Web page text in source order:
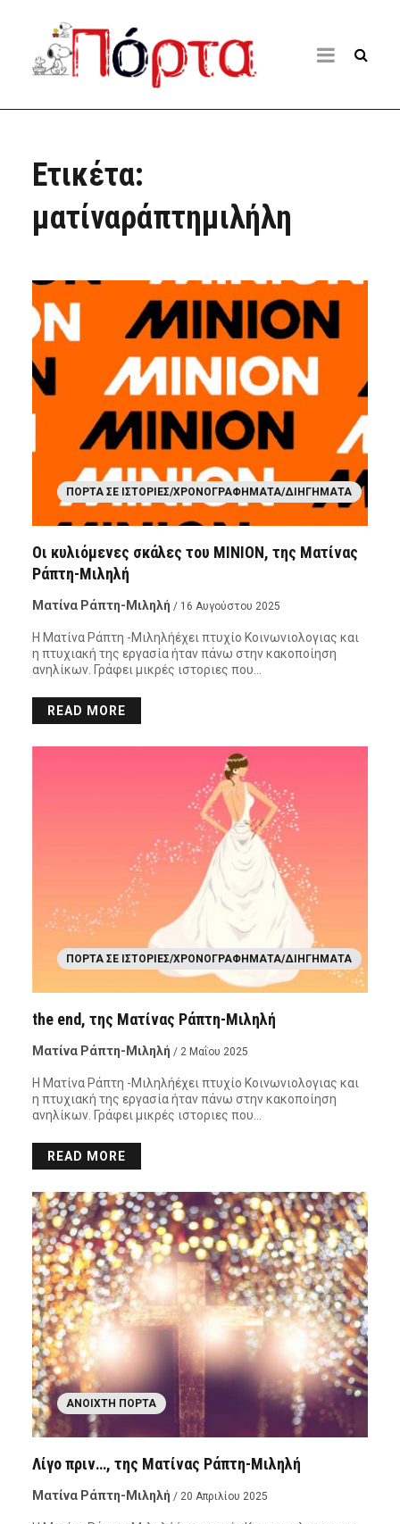
Ετικέτα:
ματίναράπτημιλήλη
ΠΌΡΤΑ ΣΕ ΙΣΤΟΡΊΕΣ/ΧΡΟΝΟΓΡΑΦΉΜΑΤΑ/ΔΙΗΓΉΜΑΤΑ
Οι κυλιόμενες σκάλες του ΜΙΝΙΟΝ, της Ματίνας
Ράπτη-Μιληλή
Ματίνα Ράπτη-Μιληλή / 16 Αυγούστου 2025
Η Ματίνα Ράπτη -Μιληλήέχει πτυχίο Κοινωνιολογιας και
η πτυχιακή της εργασία ήταν πάνω στην κακοποίηση
ανηλίκων. Γράφει μικρές ιστοριες που…
READ MORE
ΠΌΡΤΑ ΣΕ ΙΣΤΟΡΊΕΣ/ΧΡΟΝΟΓΡΑΦΉΜΑΤΑ/ΔΙΗΓΉΜΑΤΑ
the end, της Ματίνας Ράπτη-Μιληλή
Ματίνα Ράπτη-Μιληλή / 2 Μαΐου 2025
Η Ματίνα Ράπτη -Μιληλήέχει πτυχίο Κοινωνιολογιας και
η πτυχιακή της εργασία ήταν πάνω στην κακοποίηση
ανηλίκων. Γράφει μικρές ιστοριες που…
READ MORE
ΑΝΟΙΧΤΉ ΠΌΡΤΑ
Λίγο πριν…, της Ματίνας Ράπτη-Μιληλή
Ματίνα Ράπτη-Μιληλή / 20 Απριλίου 2025